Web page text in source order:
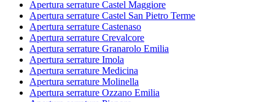
Apertura serrature Castel Maggiore
Apertura serrature Castel San Pietro Terme
Apertura serrature Castenaso
Apertura serrature Crevalcore
Apertura serrature Granarolo Emilia
Apertura serrature Imola
Apertura serrature Medicina
Apertura serrature Molinella
Apertura serrature Ozzano Emilia